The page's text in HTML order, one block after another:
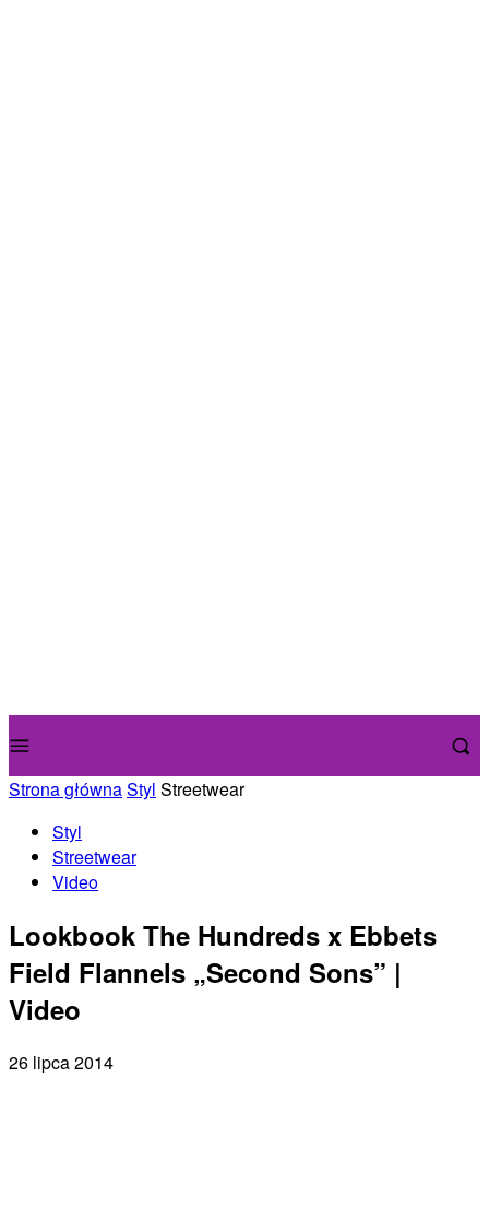
Strona głównaStyl Streetwear
Styl
Streetwear
Video
Lookbook The Hundreds x Ebbets
Field Flannels „Second Sons” |
Video
26 lipca 2014